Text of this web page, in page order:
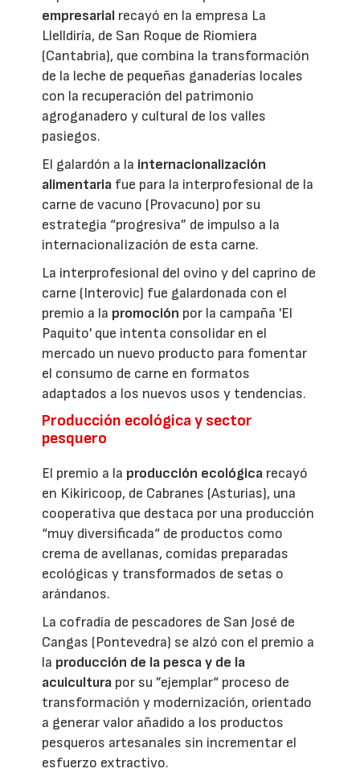
empresarial recayó en la empresa La
Llelldiría, de San Roque de Riomiera
(Cantabria), que combina la transformación
de la leche de pequeñas ganaderías locales
con la recuperación del patrimonio
agroganadero y cultural de los valles
pasiegos.
El galardón a la internacionalización
alimentaria fue para la interprofesional de la
carne de vacuno (Provacuno) por su
estrategia “progresiva” de impulso a la
internacionalización de esta carne.
La interprofesional del ovino y del caprino de
carne (Interovic) fue galardonada con el
premio a la promoción por la campaña 'El
Paquito' que intenta consolidar en el
mercado un nuevo producto para fomentar
el consumo de carne en formatos
adaptados a los nuevos usos y tendencias.
Producción ecológica y sector
pesquero
El premio a la producción ecológica recayó
en Kikiricoop, de Cabranes (Asturias), una
cooperativa que destaca por una producción
“muy diversificada“ de productos como
crema de avellanas, comidas preparadas
ecológicas y transformados de setas o
arándanos.
La cofradía de pescadores de San José de
Cangas (Pontevedra) se alzó con el premio a
la producción de la pesca y de la
acuicultura por su ”ejemplar“ proceso de
transformación y modernización, orientado
a generar valor añadido a los productos
pesqueros artesanales sin incrementar el
esfuerzo extractivo.